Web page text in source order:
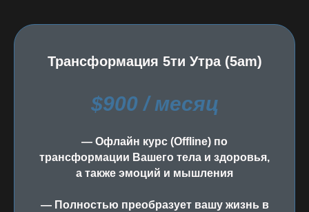
Трансформация 5ти Утра (5am)
$900 / месяц
— Офлайн курс (Offline) по
трансформации Вашего тела и здоровья,
а также эмоций и мышления
— Полностью преобразует вашу жизнь в